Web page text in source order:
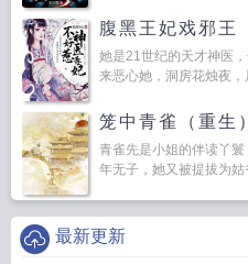
腹黑王妃戏邪王
她是21世纪的天才神医
来恶心她，洞房花烛夜
笼中青雀（重生）
青雀先是小姐的伴读丫
年无子，她又被提拔为
最新更新